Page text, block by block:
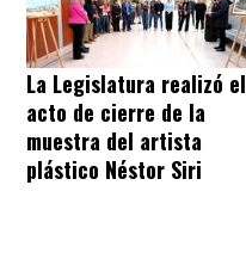
La Legislatura realizó el
acto de cierre de la
muestra del artista
plástico Néstor Siri